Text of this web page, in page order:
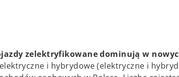
zelektryfikowane dominują w
i hybrydowe (elektryczne i